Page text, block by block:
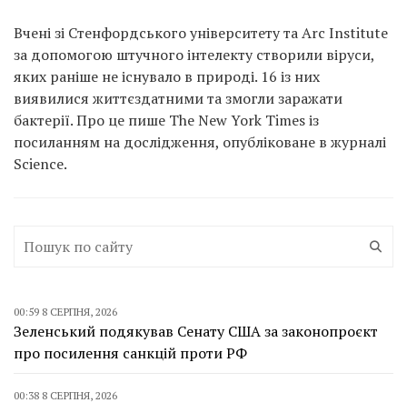
Вчені зі Стенфордського університету та Arc Institute
за допомогою штучного інтелекту створили віруси,
яких раніше не існувало в природі. 16 із них
виявилися життєздатними та змогли заражати
бактерії. Про це пише The New York Times із
посиланням на дослідження, опубліковане в журналі
Science.
00:59 8 СЕРПНЯ, 2026
Зеленський подякував Сенату США за законопроєкт
про посилення санкцій проти РФ
00:38 8 СЕРПНЯ, 2026